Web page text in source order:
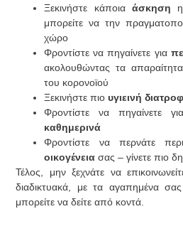
Ξεκινήστε κάποιαάσκηση
μπορείτε να την
χώρο
Φροντίστε να πηγαίνετε για
ακολουθώντας τα
του κορονοϊού
Ξεκινήστε πιουγιεινή
Φροντίστε να πηγαίνετε
καθημερινά
Φροντίστε να περνάτε
οικογένεια σας – γίνετε πιο
Τέλος, μην ξεχνάτε να
διαδικτυακά, με τα αγαπημένα
μπορείτε να δείτε από κοντά.